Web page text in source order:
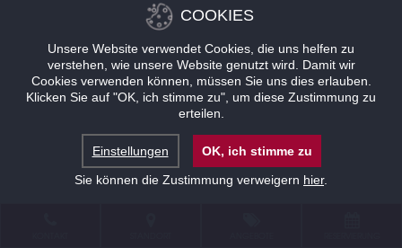
COOKIES
Unsere Website verwendet Cookies, die uns helfen zu
verstehen, wie unsere Website genutzt wird. Damit wir
Cookies verwenden können, müssen Sie uns dies erlauben.
Klicken Sie auf "OK, ich stimme zu", um diese Zustimmung zu
erteilen.
Einstellungen
OK, ich stimme zu
Sie können die Zustimmung verweigern hier.